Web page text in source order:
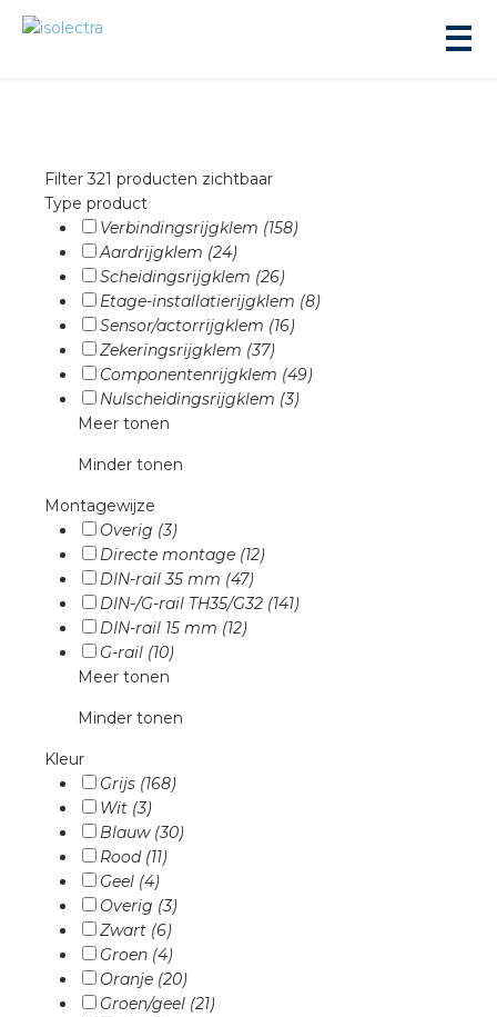
Filter 321 producten zichtbaar
Type product
Verbindingsrijgklem (158)
Aardrijgklem (24)
Scheidingsrijgklem (26)
Etage-installatierijgklem (8)
Sensor/actorrijgklem (16)
Zekeringsrijgklem (37)
Componentenrijgklem (49)
Nulscheidingsrijgklem (3)
Meer tonen
Minder tonen
Montagewijze
Overig (3)
Directe montage (12)
DIN-rail 35 mm (47)
DIN-/G-rail TH35/G32 (141)
DIN-rail 15 mm (12)
G-rail (10)
Meer tonen
Minder tonen
Kleur
Grijs (168)
Wit (3)
Blauw (30)
Rood (11)
Geel (4)
Overig (3)
Zwart (6)
Groen (4)
Oranje (20)
Groen/geel (21)
installeren
installeren
installeren
installeren in beton
installeren in de tuinbouw
stekerbare vlakkabel